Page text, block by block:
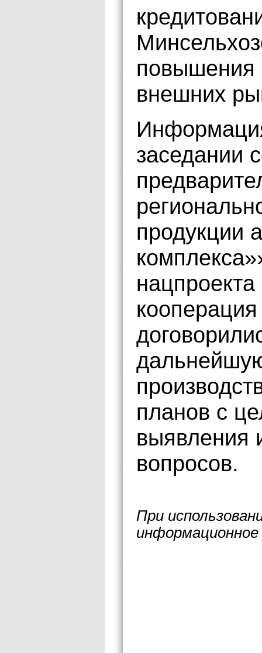
повышения
внешних
заседании
продукции
планов с
выявления
вопросов.
При